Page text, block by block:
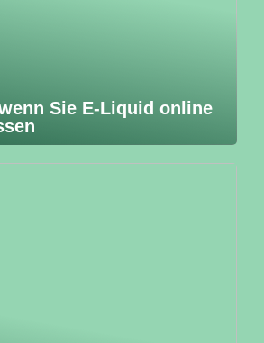
Sie E-Liquid online